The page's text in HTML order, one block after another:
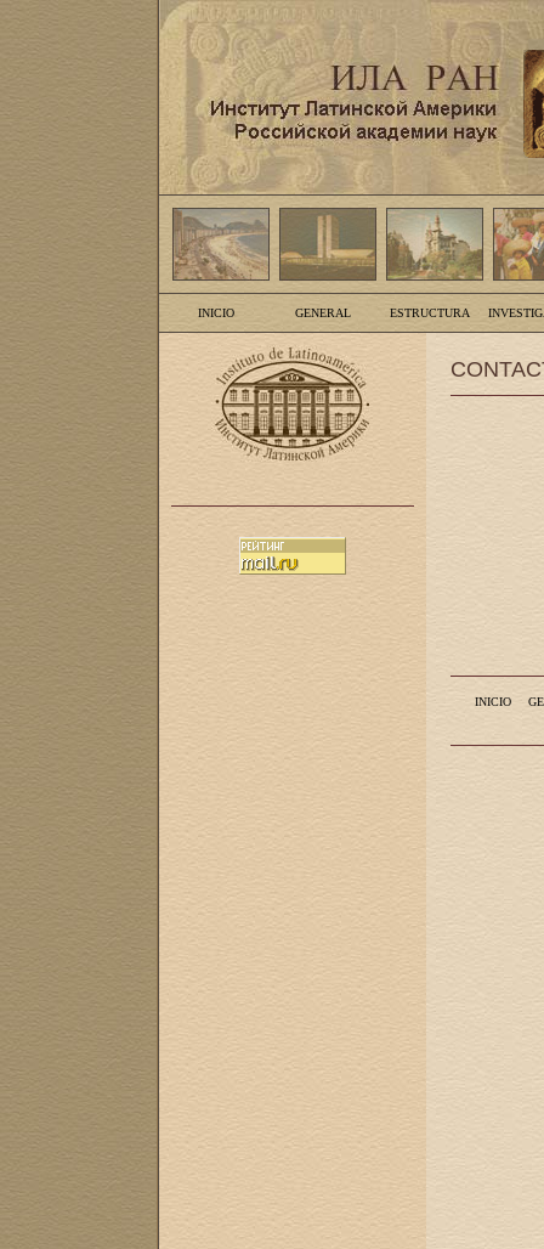
INICIO GENERAL ESTRUCTURA
INICIO